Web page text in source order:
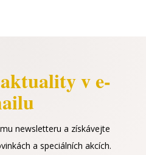
v e-
newsletteru a získávejte
a speciálních akcích.